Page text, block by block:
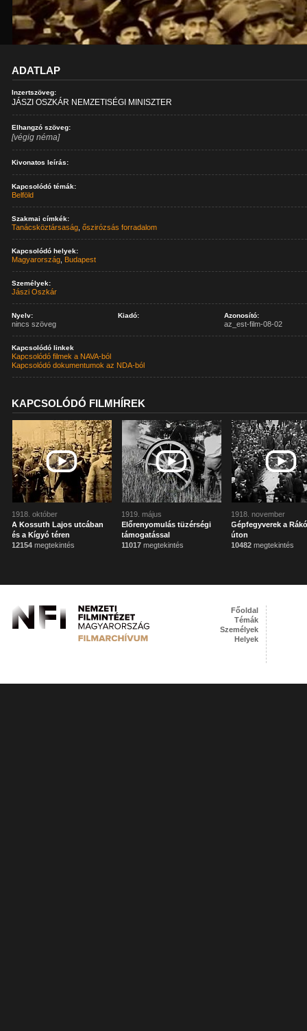
ADATLAP
Inzertszöveg:
JÁSZI OSZKÁR NEMZETISÉGI MINISZTER
Elhangzó szöveg:
[végig néma]
Kivonatos leírás:
Kapcsolódó témák:
Belföld
Szakmai címkék:
Tanácsköztársaság ,őszirózsás forradalom
Kapcsolódó helyek:
Magyarország Budapest
Személyek:
Jászi Oszkár
Nyelv:
nincs szöveg
Kiadó: Azonosító:
az_est-film-08-02
Kapcsolódó linkek
Kapcsolódó filmek a NAVA-ból
Kapcsolódó dokumentumok az NDA-ból
KAPCSOLÓDÓ FILMHÍREK
1918. október
A Kossuth Lajos utcában
és a Kígyó téren
12154 megtekintés
1919. május
Előrenyomulás tüzérségi
támogatással
11017 megtekintés
1918. november
Gépfegyverek a
úton
10482 megtekintés
Főoldal
Témák
Személyek
Helyek